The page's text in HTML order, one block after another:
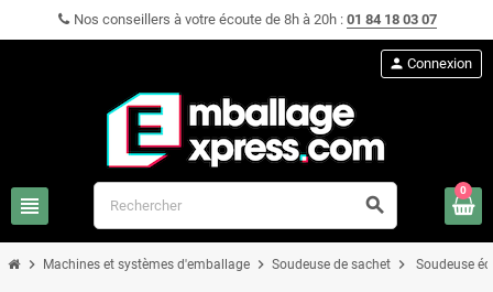
Nos conseillers à votre écoute de 8h à 20h : 01 84 18 03 07
view_headline search
person Connexion
0
chevron_right Machines et systèmes d'emballage chevron_right Soudeuse de sachet chevron_right Soudeuse